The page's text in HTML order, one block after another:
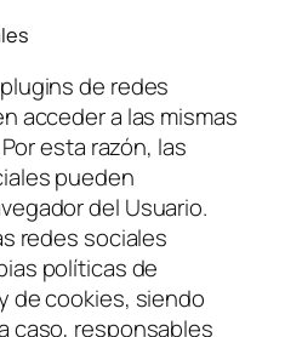
de redes
acceder a las mismas
esta razón, las
pueden
del Usuario.
redes sociales
políticas de
de cookies, siendo
caso, responsables